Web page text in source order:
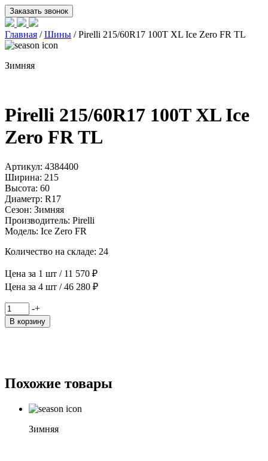
Главная /Шины / Pirelli 215/60R17 100T XL Ice Zero FR TL
Зимняя
Pirelli 215/60R17 100T XL Ice
Zero FR TL
Артикул: 4384400
Ширина: 215
Высота: 60
Диаметр: R17
Сезон: Зимняя
Производитель: Pirelli
Модель: Ice Zero FR
Количество на складе: 24
Цена за 1 шт / 11 570 ₽
Цена за 4 шт / 46 280 ₽
Количество
товара
Pirelli
Zero
-+
В корзину
Похожие товары
Зимняя